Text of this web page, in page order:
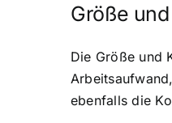
Größe
Die Größe und
ebenfalls die